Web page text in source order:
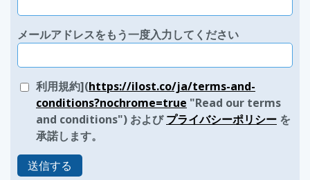
メールアドレスをもう一度入力してください
利用規約](https://ilost.co/ja/terms-and-
conditions?nochrome=true "Read our terms
and conditions") およびプライバシーポリシー を
承諾します。
送信する